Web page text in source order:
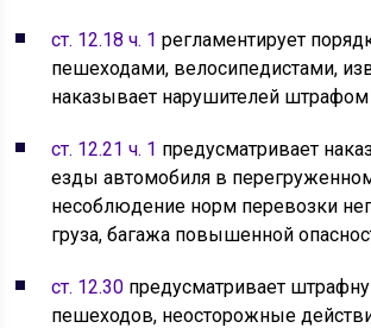
ст. 12.18 ч. 1 регламентирует
пешеходами, велосипедистами,
наказывает нарушителей штрафом
ст. 12.21 ч. 1 предусматривает
езды автомобиля в
несоблюдение норм перевозки
груза, багажа повышенной
ст. 12.30 предусматривает
пешеходов, неосторожные